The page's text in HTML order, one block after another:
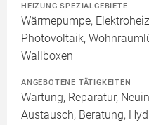
HEIZUNG SPEZIALGEBIETE
Wärmepumpe,
Photovoltaik,
Wallboxen
ANGEBOTENE TÄTIGKEITEN
Wartung, Reparatur,
Austausch, Beratung,